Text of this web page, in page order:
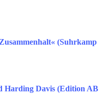
(Suhrkamp
Harding Davis (Edition AB